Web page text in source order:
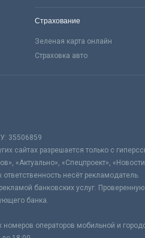
Страхование
Зеленая карта онлайн
Страховка авто
35506859
сайтах разрешается только с
«Актуально», «Спецпроект»,
несёт рекламодатель.
банковских услуг.
банка.
операторов мобильной и